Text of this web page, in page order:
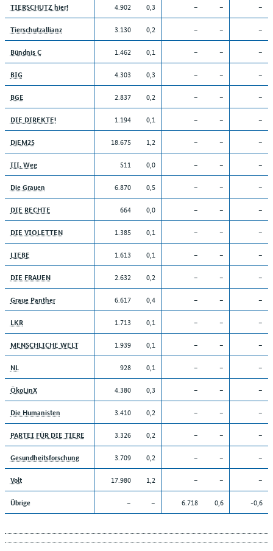
TIERSCHUTZ hier! 4.902 0,3 – – –
Tierschutzallianz 3.130 0,2 – – –
Bündnis C 1.462 0,1 – – –
BIG 4.303 0,3 – – –
BGE 2.837 0,2 – – –
DIE DIREKTE! 1.194 0,1 – – –
DiEM25 18.675 1,2 – – –
III. Weg 511 0,0 – – –
Die Grauen 6.870 0,5 – – –
DIE RECHTE 664 0,0 – – –
DIE VIOLETTEN 1.385 0,1 – – –
LIEBE 1.613 0,1 – – –
DIE FRAUEN 2.632 0,2 – – –
Graue Panther 6.617 0,4 – – –
LKR 1.713 0,1 – – –
MENSCHLICHE WELT 1.939 0,1 – – –
NL 928 0,1 – – –
ÖkoLinX 4.380 0,3 – – –
Die Humanisten 3.410 0,2 – – –
PARTEI FÜR DIE TIERE 3.326 0,2 – – –
Gesundheitsforschung 3.709 0,2 – – –
Volt 17.980 1,2 – – –
Übrige – – 6.718 0,6 -0,6